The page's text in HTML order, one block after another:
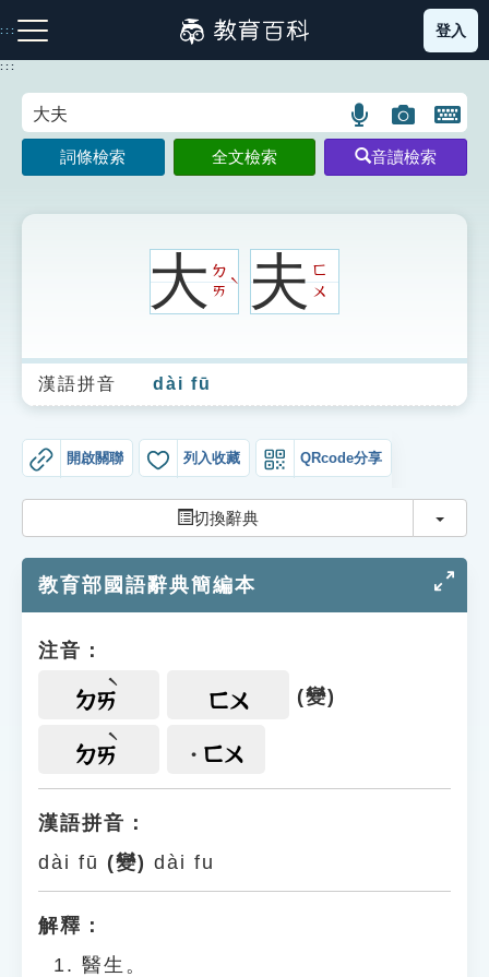
到
主
:::
注音索引圖示 筆畫索引圖示 部首索引表圖示
生字詞彙表
成語故事
索引選單
單字索引
遊戲專區
教學應用
貓頭鷹博士
登入
:::
語
言
搜
圖
片
搜
開
鍵
圖
詞條檢索 全文檢索 音讀檢索
大ㄉ
ㄞ
ˋ 夫ㄈ
ㄨ
漢語拼音 dài fū
開啟關聯 列入收藏 QRcode分享
切換辭典 切換
教育部國語辭典簡編本
注音：
ㄉㄞ ㄈㄨ (變)
ㄉㄞ ㄈㄨ
漢語拼音：
dài fū (變) dài fu
解釋：
醫生。